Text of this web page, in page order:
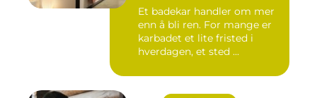
Et badekar handler om mer
enn å bli ren. For mange er
karbadet et lite fristed i
hverdagen, et sted ...